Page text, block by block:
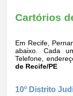
Cartórios
Em Recife,
abaixo. Cada
Telefone,
de Recife/PE
10º Distrito